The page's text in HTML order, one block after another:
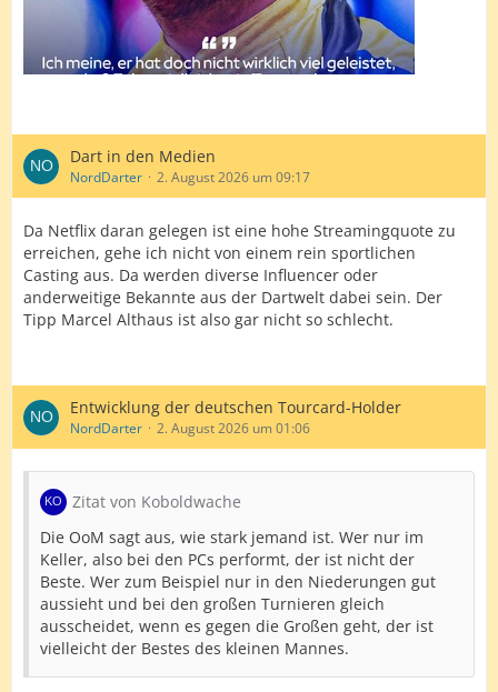
Dart in den Medien
NordDarter 2. August 2026 um 09:17
Da Netflix daran gelegen ist eine hohe Streamingquote zu
erreichen, gehe ich nicht von einem rein sportlichen
Casting aus. Da werden diverse Influencer oder
anderweitige Bekannte aus der Dartwelt dabei sein. Der
Tipp Marcel Althaus ist also gar nicht so schlecht.
Entwicklung der deutschen Tourcard-Holder
NordDarter 2. August 2026 um 01:06
Zitat von Koboldwache
Die OoM sagt aus, wie stark jemand ist. Wer nur im
Keller, also bei den PCs performt, der ist nicht der
Beste. Wer zum Beispiel nur in den Niederungen gut
aussieht und bei den großen Turnieren gleich
ausscheidet, wenn es gegen die Großen geht, der ist
vielleicht der Bestes des kleinen Mannes.